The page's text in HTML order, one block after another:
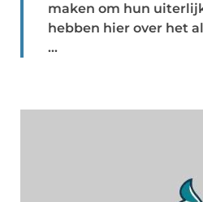
maken om hun
hebben hier over het
...